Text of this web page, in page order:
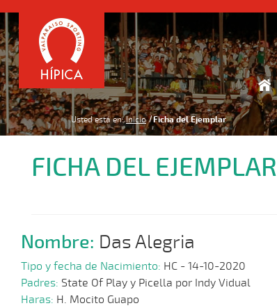
Usted está en: Inicio Ficha del Ejemplar
FICHA DEL EJEMPLAR
Nombre: Das Alegria
Tipo y fecha de Nacimiento: HC - 14-10-2020
Padres: State Of Play y Picella por Indy Vidual
Haras: H. Mocito Guapo